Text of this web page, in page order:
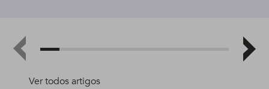
Ver todos artigos